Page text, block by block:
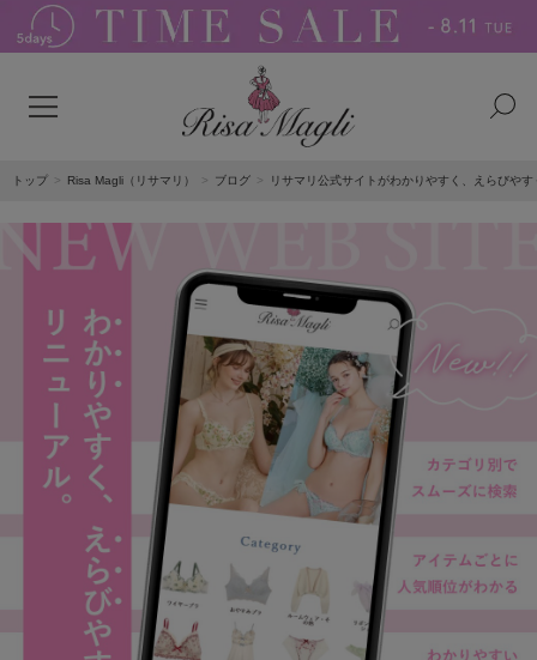
トップ Risa Magli（リサマリ） ブログ リサマリ公式サイトがわかりやすく、えらびや